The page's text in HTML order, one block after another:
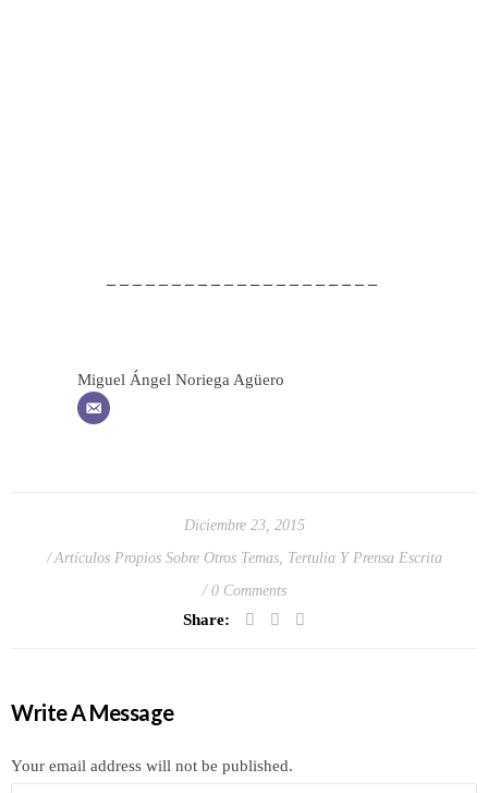
– – – – – – – – – – – – – – – – – – – – –
Miguel Ángel Noriega Agüero
Diciembre 23, 2015
Artículos Propios Sobre Otros Temas, Tertulia Y Prensa Escrita
0 Comments
Share:
Write A Message
Your email address will not be published.